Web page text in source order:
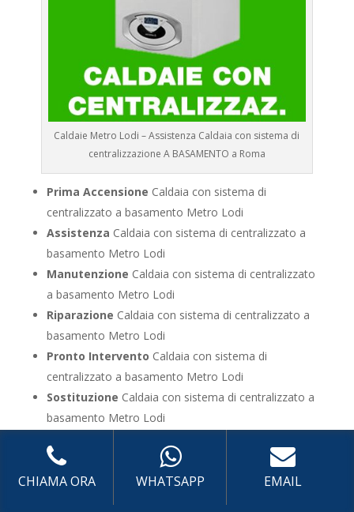
Caldaie Metro Lodi – Assistenza Caldaia con sistema di
centralizzazione A BASAMENTO a Roma
Prima Accensione Caldaia con sistema di
centralizzato a basamento Metro Lodi
Assistenza Caldaia con sistema di centralizzato a
basamento Metro Lodi
Manutenzione Caldaia con sistema di centralizzato
a basamento Metro Lodi
Riparazione Caldaia con sistema di centralizzato a
basamento Metro Lodi
Pronto Intervento Caldaia con sistema di
centralizzato a basamento Metro Lodi
Sostituzione Caldaia con sistema di centralizzato a
basamento Metro Lodi
basamento Metro Lodi
Controllo Fumi
Caldaia con sistema di centralizzato
CHIAMA ORA WHATSAPP EMAIL